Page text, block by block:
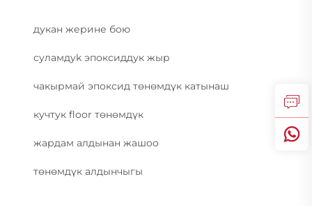
дукан жерине бою
суламдyk эпоксиддук жыр
чакырмай эпоксид төнөмдүк катынаш
кучтук floor төнөмдүк
жардам алдынан жашоо
төнөмдүк алдынчыгы